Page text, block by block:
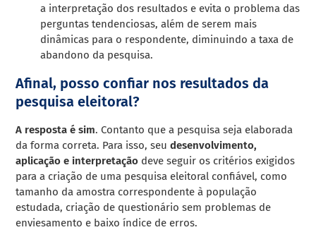
a interpretação dos resultados e evita o problema das
perguntas tendenciosas, além de serem mais
dinâmicas para o respondente, diminuindo a taxa de
abandono da pesquisa.
Afinal, posso confiar nos resultados da
pesquisa eleitoral?
A resposta é sim. Contanto que a pesquisa seja elaborada
da forma correta. Para isso, seudesenvolvimento,
aplicação e interpretação deve seguir os critérios exigidos
para a criação de uma pesquisa eleitoral confiável, como
tamanho da amostra correspondente à população
estudada, criação de questionário sem problemas de
enviesamento e baixo índice de erros.